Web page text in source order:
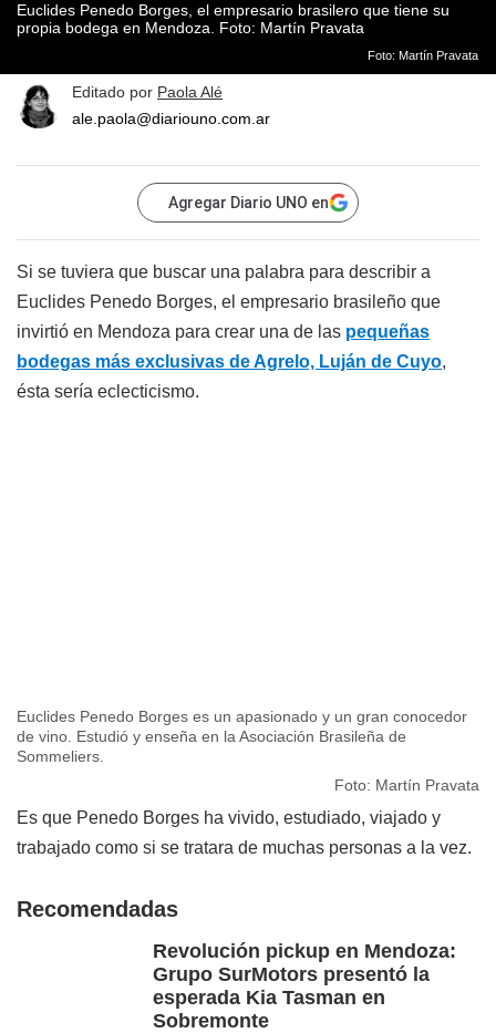
Euclides Penedo Borges, el empresario brasilero que tiene su
propia bodega en Mendoza. Foto: Martín Pravata
Foto: Martín Pravata
Editado por Paola Alé
ale.paola@diariouno.com.ar
Agregar Diario UNO en
Si se tuviera que buscar una palabra para describir a
Euclides Penedo Borges, el empresario brasileño que
invirtió en Mendoza para crear una de las pequeñas
bodegas más exclusivas de Agrelo, Luján de Cuyo,
ésta sería eclecticismo.
Euclides Penedo Borges es un apasionado y un gran conocedor
de vino. Estudió y enseña en la Asociación Brasileña de
Sommeliers.
Foto: Martín Pravata
Es que Penedo Borges ha vivido, estudiado, viajado y
trabajado como si se tratara de muchas personas a la vez.
Recomendadas
Revolución pickup en Mendoza:
Grupo SurMotors presentó la
esperada Kia Tasman en
Sobremonte